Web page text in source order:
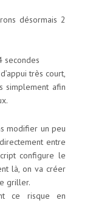
désormais 2
secondes
très court,
simplement afin
modifier un peu
entre
configure le
là, on va créer
griller.
ce risque en